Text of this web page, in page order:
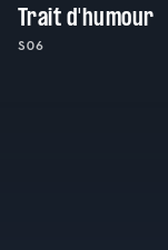
Trait d'humour
S06